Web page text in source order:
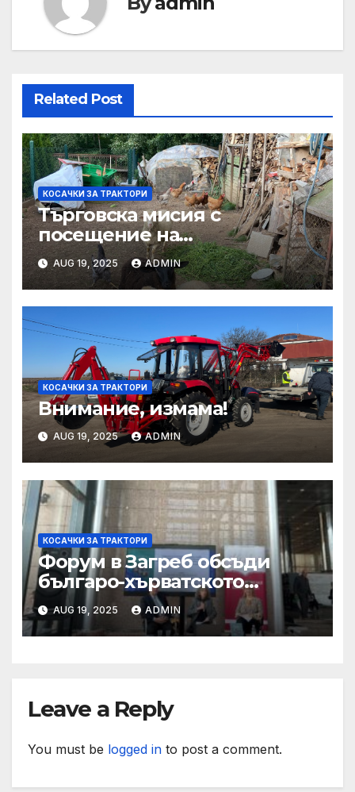
Related Post
КОСАЧКИ ЗА ТРАКТОРИ
Търговска мисия с
посещение на
Mеждународния търговски
панаир CosmeticBusiness
2025
AUG 19, 2025 ADMIN
КОСАЧКИ ЗА ТРАКТОРИ
Внимание, измама!
AUG 19, 2025 ADMIN
КОСАЧКИ ЗА ТРАКТОРИ
Форум в Загреб обсъди
българо-хърватското
сътрудничество
AUG 19, 2025 ADMIN
Leave a Reply
You must be logged in to post a comment.